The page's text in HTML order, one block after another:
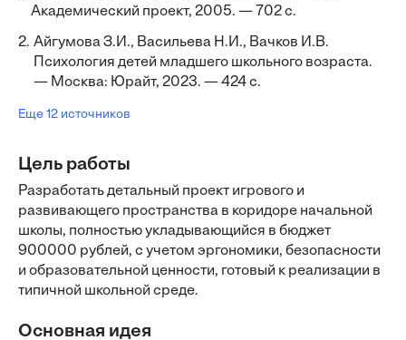
Академический проект, 2005. — 702 с.
2. Айгумова З.И., Васильева Н.И., Вачков И.В.
Психология детей младшего школьного возраста.
— Москва: Юрайт, 2023. — 424 с.
Еще 12 источников
Цель работы
Разработать детальный проект игрового и
развивающего пространства в коридоре начальной
школы, полностью укладывающийся в бюджет
900000 рублей, с учетом эргономики, безопасности
и образовательной ценности, готовый к реализации в
типичной школьной среде.
Основная идея